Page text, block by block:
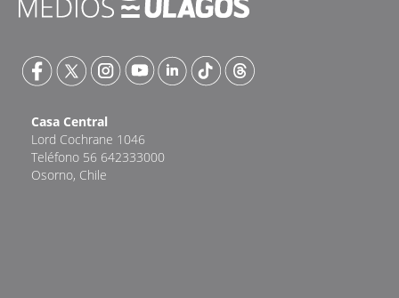
Casa Central
Lord Cochrane 1046
Teléfono 56 642333000
Osorno, Chile